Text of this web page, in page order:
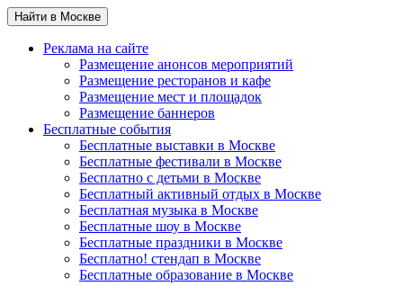
Найти в Москве
Реклама на сайте
Размещение анонсов мероприятий
Размещение ресторанов и кафе
Размещение мест и площадок
Размещение баннеров
Бесплатные события
Бесплатные выставки в Москве
Бесплатные фестивали в Москве
Бесплатно с детьми в Москве
Бесплатный активный отдых в Москве
Бесплатная музыка в Москве
Бесплатные шоу в Москве
Бесплатные праздники в Москве
Бесплатно! стендап в Москве
Бесплатные образование в Москве